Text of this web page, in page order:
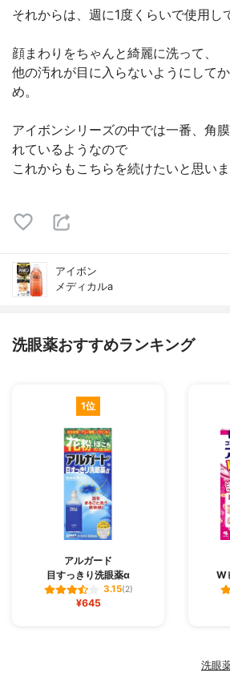
それからは、週に1度くらいで使用し
顔まわりをちゃんと綺麗に洗って、
他の汚れが目に入らないようにして
め。
アイボンシリーズの中では一番、角
れているようなので
これからもこちらを続けたいと思いま
アイボン
メディカルa
洗眼薬おすすめランキング
1位
アルガード
目すっきり洗眼薬α
3.15(2)
¥645
W
洗眼